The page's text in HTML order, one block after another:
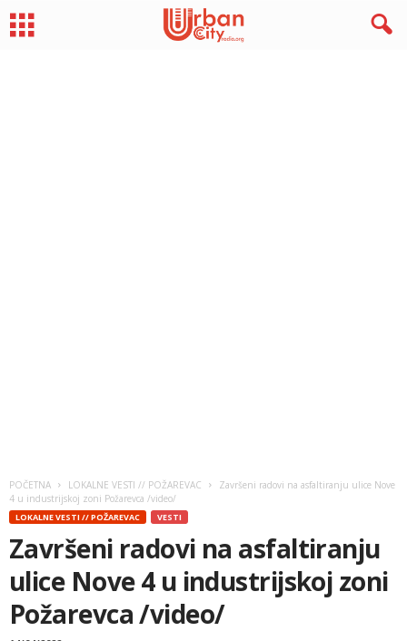
POČETNA LOKALNE VESTI // POŽAREVAC
Završeni radovi na asfaltiranju ulice Nove
4 u industrijskoj zoni Požarevca /video/
LOKALNE VESTI // POŽAREVAC VESTI
Završeni radovi na asfaltiranju
ulice Nove 4 u industrijskoj zoni
Požarevca /video/